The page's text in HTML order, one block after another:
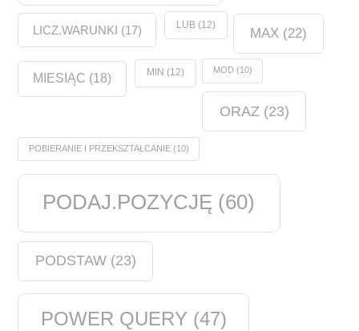
LICZ.WARUNKI (17) LUB(12)
MAX(22)
MIESIĄC (18) MIN (12) MOD(10)
ORAZ (23)
POBIERANIE I PRZEKSZTAŁCANIE(10)
PODAJ.POZYCJĘ (60)
PODSTAW(23)
POWER QUERY (47)